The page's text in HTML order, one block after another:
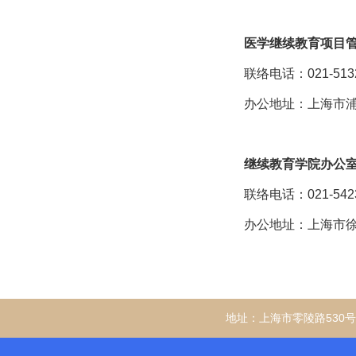
医学继续教育项目
联络电话： 021-
办公地址：上海市
继续教育学院办公
联络电话： 021-
办公地址： 上海市
地址：上海市零陵路530